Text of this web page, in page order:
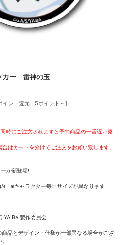
カー 雷神の玉
イント還元 5ポイント～]
時にご注文されますと予約商品の一番遅い発
はカートを分けてご注文をお願い致します。
が新登場!!
※キャラクター毎にサイズが異なります
YAIBA 製作委員会
品とデザイン・仕様が一部異なる場合がござ